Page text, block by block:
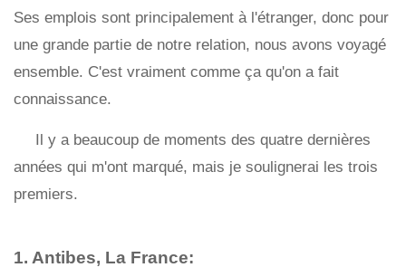
Ses emplois sont principalement à l'étranger, donc pour
une grande partie de notre relation, nous avons voyagé
ensemble. C'est vraiment comme ça qu'on a fait
connaissance.
Il y a beaucoup de moments des quatre dernières
années qui m'ont marqué, mais je soulignerai les trois
premiers.
1. Antibes, La France: